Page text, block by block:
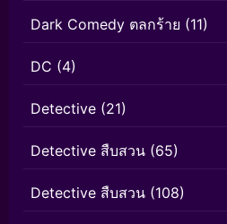
Dark Comedy ตลกร้าย (11)
DC (4)
Detective (21)
Detective สืบสวน (65)
Detective สืบสวน (108)